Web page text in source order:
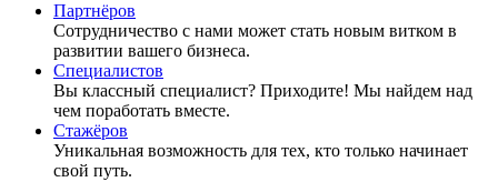
Партнёров
Сотрудничество c нами может стать новым витком в
развитии вашего бизнеса.
Специалистов
Вы классный специалист? Приходите! Мы найдем над
чем поработать вместе.
Стажёров
Уникальная возможность для тех, кто только начинает
свой путь.